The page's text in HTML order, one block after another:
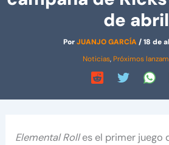
de abril
PorJUANJO GARCÍA/18 de
Noticias, Próximos
Elemental Rolles el primer juego